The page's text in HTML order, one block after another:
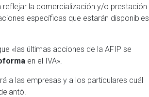
la comercialización y/o prestación
específicas que estarán disponibles
«las últimas acciones de la AFIP se
en el IVA».
a las empresas y a los particulares cuál